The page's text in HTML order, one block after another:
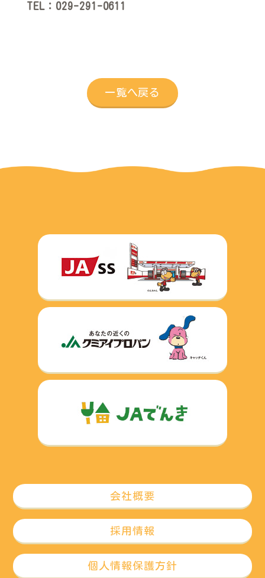
TEL：029-291-0611
一覧へ戻る
会社概要
採用情報
個人情報保護方針